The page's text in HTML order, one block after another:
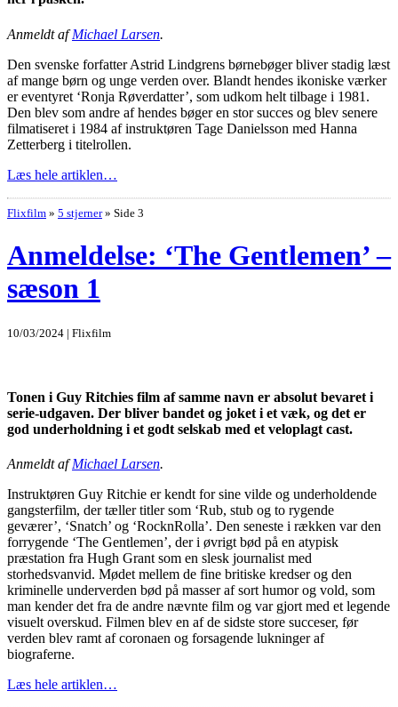
Anmeldt afMichael Larsen.
Den svenske forfatter Astrid Lindgrens børnebøger bliver stadig læst
af mange børn og unge verden over. Blandt hendes ikoniske værker
er eventyret ‘Ronja Røverdatter’, som udkom helt tilbage i 1981.
Den blev som andre af hendes bøger en stor succes og blev senere
filmatiseret i 1984 af instruktøren Tage Danielsson med Hanna
Zetterberg i titelrollen.
Læs hele artiklen…
Flixfilm » 5 stjerner » Side 3
Anmeldelse: ‘The Gentlemen’ –
sæson 1
10/03/2024 | Flixfilm
Tonen i Guy Ritchies film af samme navn er absolut bevaret i
serie-udgaven. Der bliver bandet og joket i et væk, og det er
god underholdning i et godt selskab med et veloplagt cast.
Anmeldt afMichael Larsen.
Instruktøren Guy Ritchie er kendt for sine vilde og underholdende
gangsterfilm, der tæller titler som ‘Rub, stub og to rygende
geværer’, ‘Snatch’ og ‘RocknRolla’. Den seneste i rækken var den
forrygende ‘The Gentlemen’, der i øvrigt bød på en atypisk
præstation fra Hugh Grant som en slesk journalist med
storhedsvanvid. Mødet mellem de fine britiske kredser og den
kriminelle underverden bød på masser af sort humor og vold, som
man kender det fra de andre nævnte film og var gjort med et legende
visuelt overskud. Filmen blev en af de sidste store succeser, før
verden blev ramt af coronaen og forsagende lukninger af
biograferne.
Læs hele artiklen…